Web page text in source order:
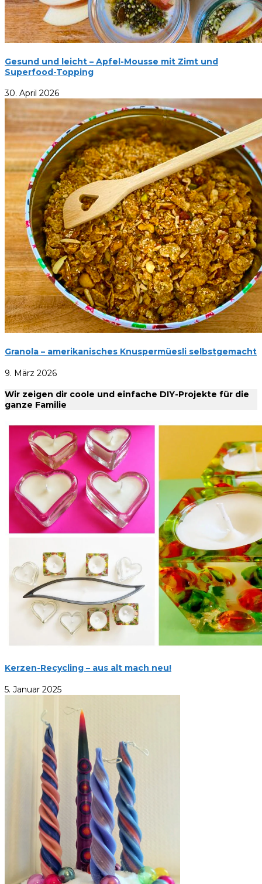
Gesund und leicht – Apfel-Mousse mit Zimt und
Superfood-Topping
30. April 2026
Granola – amerikanisches Knuspermüesli selbstgemacht
9. März 2026
Wir zeigen dir coole und einfache DIY-Projekte für die
ganze Familie
Kerzen-Recycling – aus alt mach neu!
5. Januar 2025